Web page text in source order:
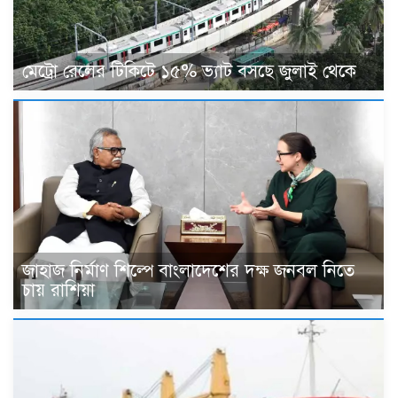
মেট্রো রেলের টিকিটে ১৫% ভ্যাট বসছে জুলাই থেকে
জাহাজ নির্মাণ শিল্পে বাংলাদেশের দক্ষ জনবল নিতে
চায় রাশিয়া